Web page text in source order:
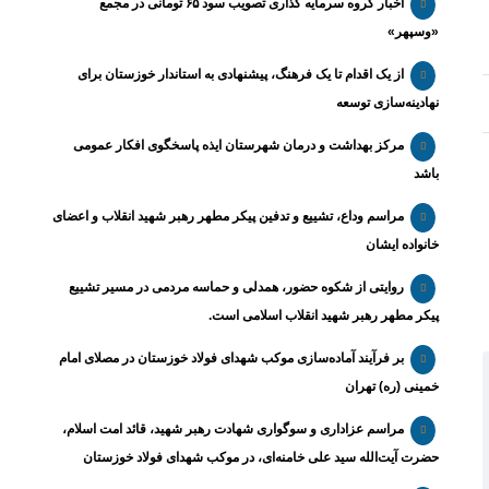
اخبار گروه سرمایه گذاری تصویب سود ۶۵ تومانی در مجمع
«وسپهر»
از یک اقدام تا یک فرهنگ، پیشنهادی به استاندار خوزستان برای
نهادینه‌سازی توسعه
مرکز بهداشت و درمان شهرستان ایذه پاسخگوی افکار عمومی
باشد
مراسم وداع، تشییع و تدفین پیکر مطهر رهبر شهید انقلاب و اعضای
خانواده ایشان
روایتی از شکوه حضور، همدلی و حماسه مردمی در مسیر تشییع
پیکر مطهر رهبر شهید انقلاب اسلامی است.
بر فرآیند آماده‌سازی موکب شهدای فولاد خوزستان در مصلای امام
خمینی (ره) تهران
مراسم عزاداری و سوگواری شهادت رهبر شهید، قائد امت اسلام،
حضرت آیت‌الله سید علی خامنه‌ای، در موکب شهدای فولاد خوزستان